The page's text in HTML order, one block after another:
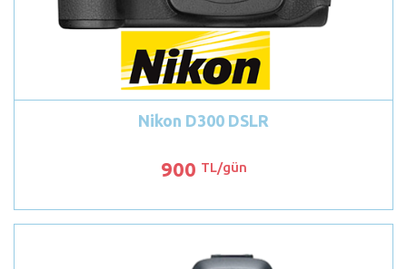
Nikon D300 DSLR
900 TL/gün